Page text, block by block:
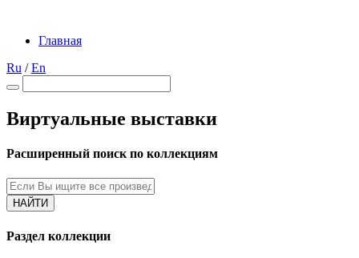
Главная
Ru /En
Виртуальные выставки
Расширенный поиск по коллекциям
НАЙТИ
Раздел коллекции